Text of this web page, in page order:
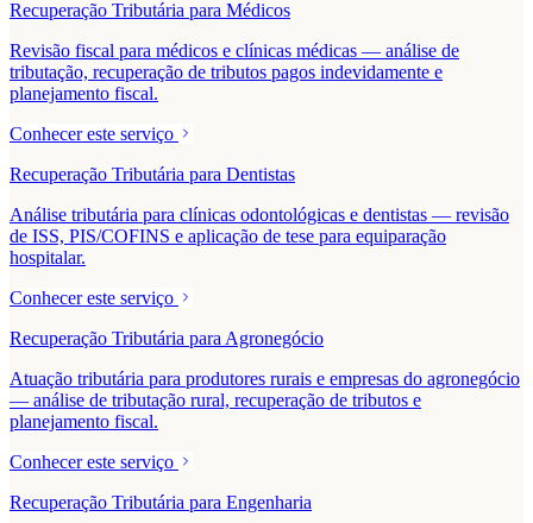
Recuperação Tributária para Médicos
Revisão fiscal para médicos e clínicas médicas — análise de
tributação, recuperação de tributos pagos indevidamente e
planejamento fiscal.
Conhecer este serviço
Recuperação Tributária para Dentistas
Análise tributária para clínicas odontológicas e dentistas — revisão
de ISS, PIS/COFINS e aplicação de tese para equiparação
hospitalar.
Conhecer este serviço
Recuperação Tributária para Agronegócio
Atuação tributária para produtores rurais e empresas do agronegócio
— análise de tributação rural, recuperação de tributos e
planejamento fiscal.
Conhecer este serviço
Recuperação Tributária para Engenharia